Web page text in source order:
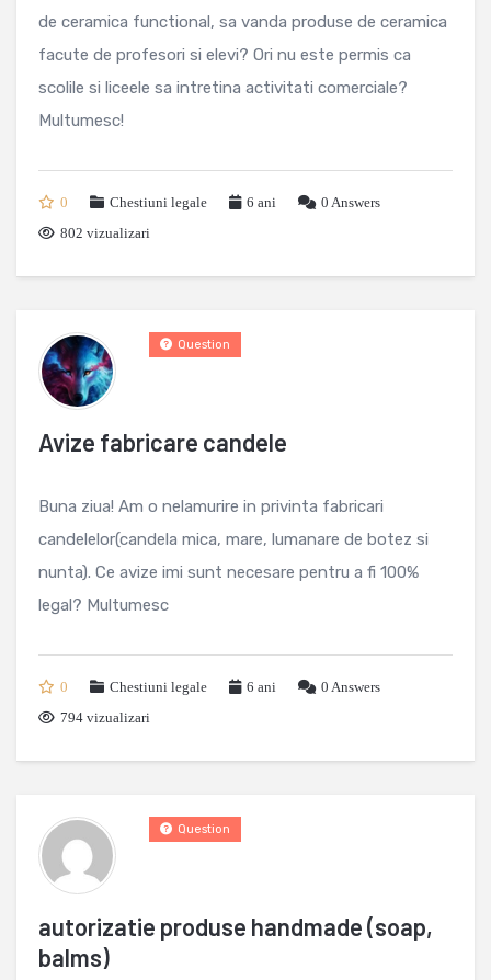
de ceramica functional, sa vanda produse de ceramica
facute de profesori si elevi? Ori nu este permis ca
scolile si liceele sa intretina activitati comerciale?
Multumesc!
0 Chestiuni legale 6 ani 0 Answers
802 vizualizari
Avize fabricare candele
Question
Buna ziua! Am o nelamurire in privinta fabricari
candelelor(candela mica, mare, lumanare de botez si
nunta). Ce avize imi sunt necesare pentru a fi 100%
legal? Multumesc
0 Chestiuni legale 6 ani 0 Answers
794 vizualizari
autorizatie produse handmade (soap,
balms)
Question